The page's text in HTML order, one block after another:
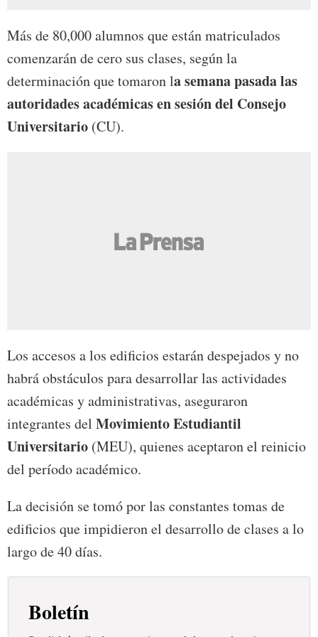
Más de 80,000 alumnos que están matriculados
comenzarán de cero sus clases, según la
determinación que tomaron la semana pasada las
autoridades académicas en sesión del Consejo
Universitario (CU).
Los accesos a los edificios estarán despejados y no
habrá obstáculos para desarrollar las actividades
académicas y administrativas, aseguraron
integrantes del Movimiento Estudiantil
Universitario (MEU), quienes aceptaron el reinicio
del período académico.
La decisión se tomó por las constantes tomas de
edificios que impidieron el desarrollo de clases a lo
largo de 40 días.
Boletín